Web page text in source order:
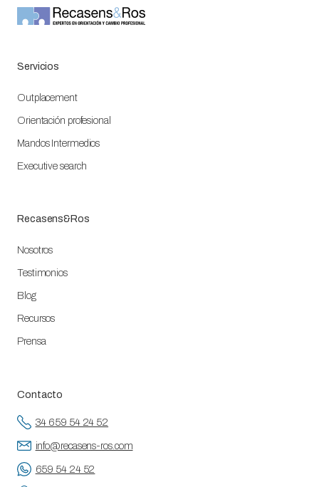
Servicios
Outplacement
Orientación profesional
Mandos Intermedios
Executive search
Recasens&Ros
Nosotros
Testimonios
Blog
Recursos
Prensa
Contacto
34 659 54 24 52
info@recasens-ros.com
659 54 24 52